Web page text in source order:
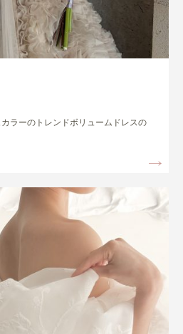
ラーのトレンドボリュームドレスの